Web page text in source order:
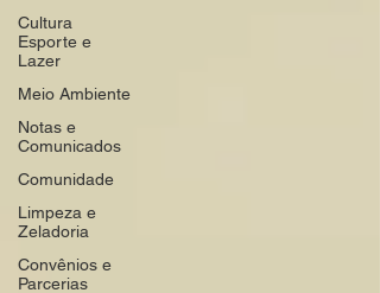
Cultura
Esporte e
Lazer
Meio Ambiente
Notas e
Comunicados
Comunidade
Limpeza e
Zeladoria
Convênios e
Parcerias